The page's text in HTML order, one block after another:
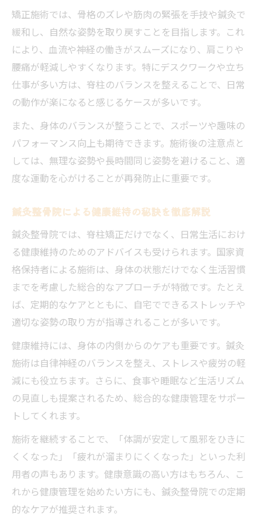
国家資格者が対応するメリットとは
鍼灸整骨院選びで注目したいポイント
費用を抑えて春町で満足の脊柱矯正を受ける秘
訣
春町で賢く選ぶ鍼灸整骨院の費用節約術
鍼灸整骨院の料金プラン比較早見表
費用を抑えるための予約・利用テクニック
キャンペーンや割引情報の探し方
鍼灸整骨院の費用内訳を徹底解説
矯正施術では、骨格のズレや筋肉の緊張を手技や鍼灸で
緩和し、自然な姿勢を取り戻すことを目指します。これ
により、血流や神経の働きがスムーズになり、肩こりや
腰痛が軽減しやすくなります。特にデスクワークや立ち
仕事が多い方は、脊柱のバランスを整えることで、日常
の動作が楽になると感じるケースが多いです。
また、身体のバランスが整うことで、スポーツや趣味の
パフォーマンス向上も期待できます。施術後の注意点と
しては、無理な姿勢や長時間同じ姿勢を避けること、適
度な運動を心がけることが再発防止に重要です。
鍼灸整骨院による健康維持の秘訣を徹底解説
鍼灸整骨院では、脊柱矯正だけでなく、日常生活におけ
る健康維持のためのアドバイスも受けられます。国家資
格保持者による施術は、身体の状態だけでなく生活習慣
までを考慮した総合的なアプローチが特徴です。たとえ
ば、定期的なケアとともに、自宅でできるストレッチや
適切な姿勢の取り方が指導されることが多いです。
健康維持には、身体の内側からのケアも重要です。鍼灸
施術は自律神経のバランスを整え、ストレスや疲労の軽
減にも役立ちます。さらに、食事や睡眠など生活リズム
の見直しも提案されるため、総合的な健康管理をサポー
トしてくれます。
施術を継続することで、「体調が安定して風邪をひきに
くくなった」「疲れが溜まりにくくなった」といった利
用者の声もあります。健康意識の高い方はもちろん、こ
れから健康管理を始めたい方にも、鍼灸整骨院での定期
的なケアが推奨されます。